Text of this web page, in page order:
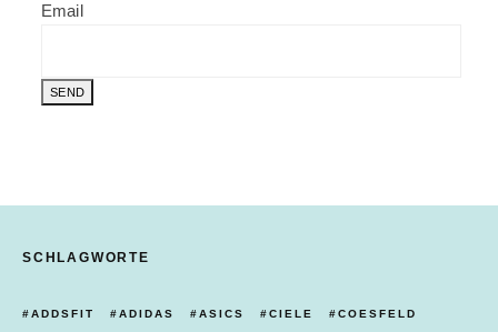
Email
SCHLAGWORTE
ADDSFIT ADIDAS ASICS CIELE COESFELD